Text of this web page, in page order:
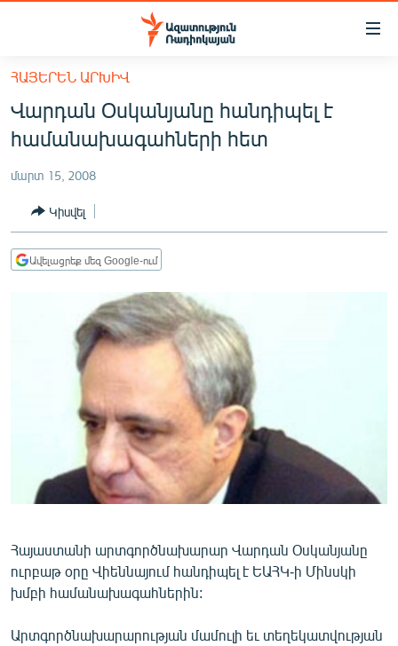
Մատչելիության
հիմնական
բովանդակությանը
Անցնել
հիմնական
մենյուին
ՀԱՅԱՍՏԱՆ
ՔԱՂԱՔԱԿԱՆ
ԸՆՏՐՈՒԹՅՈՒՆՆԵՐ 2026
ԻՐԱՎՈՒՆՔ
ՀԱՍԱՐԱԿՈՒԹՅՈՒՆ
ՊԱՏԵՐԱԶՄԻ 6 ՇԱԲԱԹՆԵՐԸ
ՏԱՐԱԾԱՇՐՋԱՆ
ՄԻՋԱԶԳԱՅԻՆ
ՄՇԱԿՈՒՅԹ
ՍՊՈՐՏ
ՄԵԿՆԱԲԱՆՈՒԹՅՈՒՆ
ԿՈՐՈՆԱՎԻՐՈՒՍ
ԱՐԽԻՎ
ՏԵՍԱՆՅՈՒԹԵՐ
ՀԱՅԵՐԵՆ ԱՐԽԻՎ
Վարդան Օսկանյանը հանդիպել է
համանախագահների հետ
մարտ 15, 2008
Կիսվել
Ավելացրեք մեզ Google-ում
Հայաստանի արտգործնախարար Վարդան Օսկանյանը
ուրբաթ օրը Վիեննայում հանդիպել է ԵԱՀԿ-ի Մինսկի
խմբի համանախագահներին:
Արտգործնախարարության մամուլի եւ տեղեկատվության